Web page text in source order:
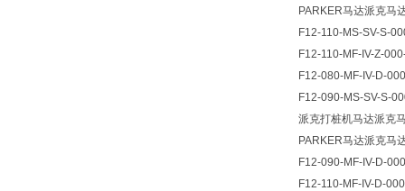
PARKER马达派克马
F12-110-MS-SV-S-
F12-110-MF-IV-Z-
F12-080-MF-IV-D-
F12-090-MS-SV-S-
派克打桩机马达派克
PARKER马达派克马
F12-090-MF-IV-D-
F12-110-MF-IV-D-